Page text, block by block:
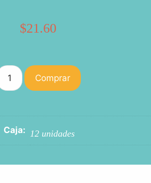
$21.60
Comprar
Caja: 12 unidades